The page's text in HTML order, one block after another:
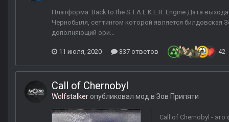
Платформа: Back to the S.T.A.L.K.E.R. Engine Дата
Чернобыля, сеттингом которой является
дополняющий ори...
11 июля, 2020 337 ответов 42
Call of Chernobyl
Wolfstalker опубликовал мод в Зов Припяти
Call of Chernobyl -